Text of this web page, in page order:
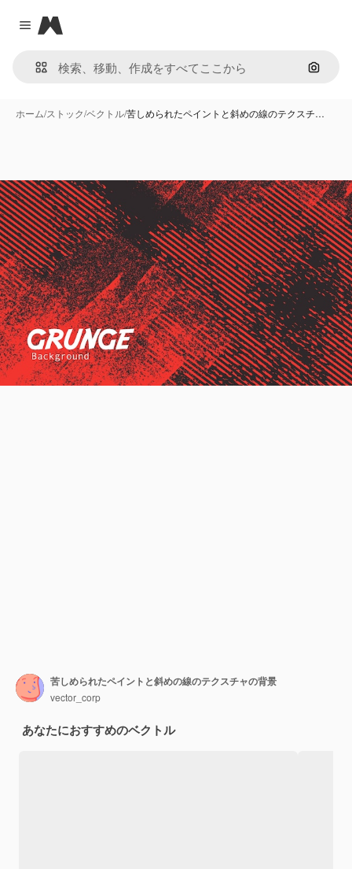
Close menu
Magnific
画像で
ホーム/ストック/ベクトル/苦しめられたペイントと斜めの線のテクスチ…
苦しめられたペイントと斜めの線のテクスチャの背景
vector_corp
あなたにおすすめのベクトル